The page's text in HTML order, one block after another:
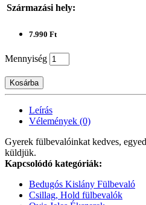
Származási hely:
7.990 Ft
Mennyiség
Kosárba
Leírás
Vélemények (0)
Gyerek fülbevalóinkat kedves,
küldjük.
Kapcsolódó kategóriák:
Bedugós Kislány Fülbevaló
Csillag, Hold fülbevalók